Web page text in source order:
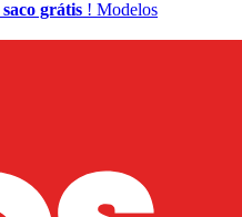
saco grátis ! Modelos